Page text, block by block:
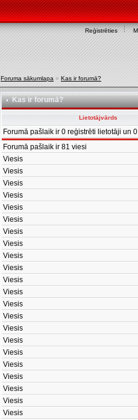
Reģistrēties
Foruma sākumlapa » Kas ir forumā?
Kas ir forumā?
Lietotājvārds
Forumā pašlaik ir 0 reģistrēti lietotāji un
Forumā pašlaik ir 81 viesi
Viesis
Viesis
Viesis
Viesis
Viesis
Viesis
Viesis
Viesis
Viesis
Viesis
Viesis
Viesis
Viesis
Viesis
Viesis
Viesis
Viesis
Viesis
Viesis
Viesis
Viesis
Viesis